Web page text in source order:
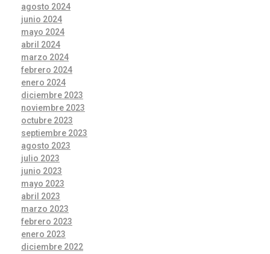
agosto 2024
junio 2024
mayo 2024
abril 2024
marzo 2024
febrero 2024
enero 2024
diciembre 2023
noviembre 2023
octubre 2023
septiembre 2023
agosto 2023
julio 2023
junio 2023
mayo 2023
abril 2023
marzo 2023
febrero 2023
enero 2023
diciembre 2022